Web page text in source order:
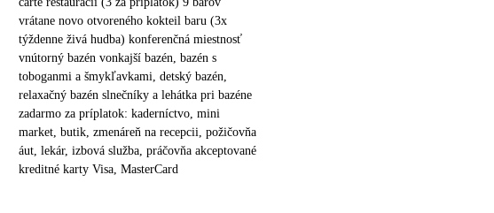
vrátane novo otvoreného kokteil baru (3x
týždenne živá hudba) konferenčná miestnosť
vnútorný bazén vonkajší bazén, bazén s
toboganmi a šmykľavkami, detský bazén,
relaxačný bazén slnečníky a lehátka pri bazéne
zadarmo za príplatok: kaderníctvo, mini
market, butik, zmenáreň na recepcii, požičovňa
áut, lekár, izbová služba, práčovňa akceptované
kreditné karty Visa, MasterCard